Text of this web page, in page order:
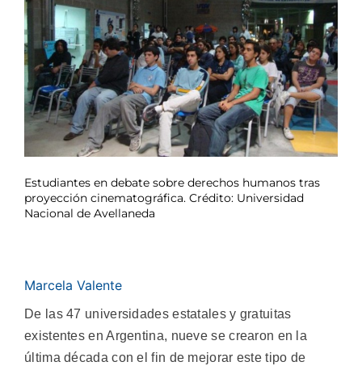
Estudiantes en debate sobre derechos humanos tras
proyección cinematográfica. Crédito: Universidad
Nacional de Avellaneda
Marcela Valente
De las 47 universidades estatales y gratuitas
existentes en Argentina, nueve se crearon en la
última década con el fin de mejorar este tipo de